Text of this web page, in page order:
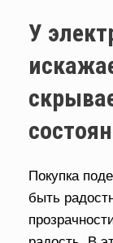
У
Покупка
быть